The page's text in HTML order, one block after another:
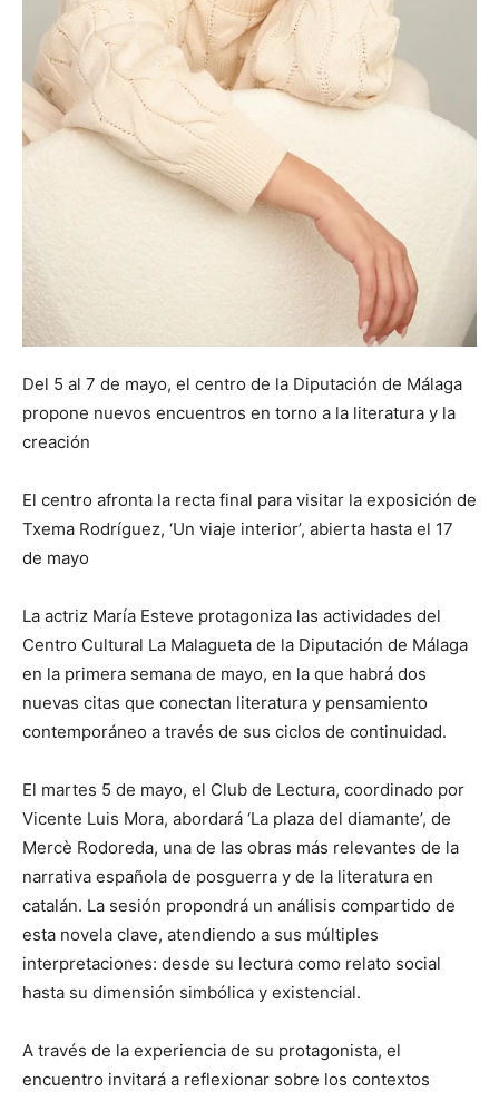
Del 5 al 7 de mayo, el centro de la Diputación de Málaga
propone nuevos encuentros en torno a la literatura y la
creación
El centro afronta la recta final para visitar la exposición de
Txema Rodríguez, ‘Un viaje interior’, abierta hasta el 17
de mayo
La actriz María Esteve protagoniza las actividades del
Centro Cultural La Malagueta de la Diputación de Málaga
en la primera semana de mayo, en la que habrá dos
nuevas citas que conectan literatura y pensamiento
contemporáneo a través de sus ciclos de continuidad.
El martes 5 de mayo, el Club de Lectura, coordinado por
Vicente Luis Mora, abordará ‘La plaza del diamante’, de
Mercè Rodoreda, una de las obras más relevantes de la
narrativa española de posguerra y de la literatura en
catalán. La sesión propondrá un análisis compartido de
esta novela clave, atendiendo a sus múltiples
interpretaciones: desde su lectura como relato social
hasta su dimensión simbólica y existencial.
A través de la experiencia de su protagonista, el
encuentro invitará a reflexionar sobre los contextos